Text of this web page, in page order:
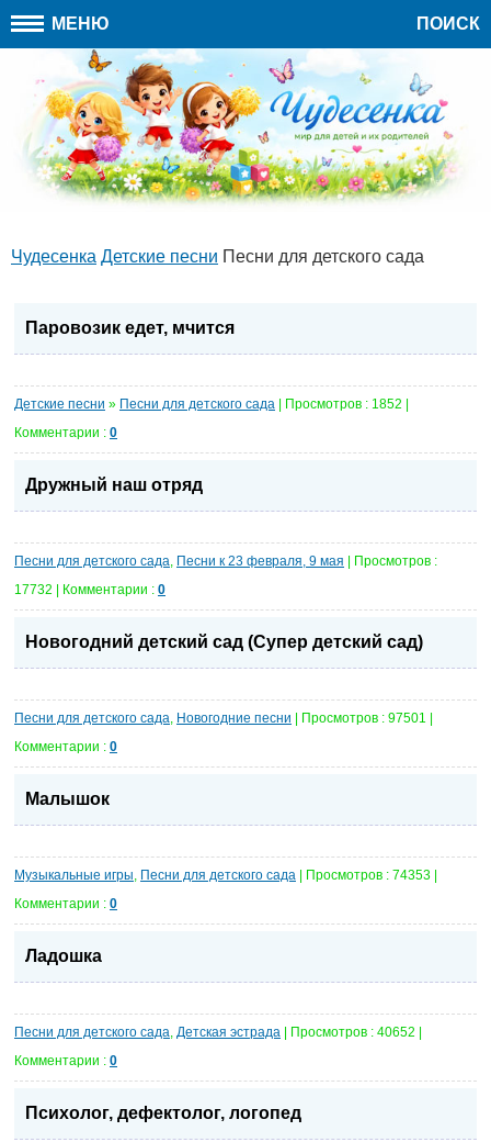
МЕНЮ ПОИСК
Чудесенка Детские песни Песни для детского сада
Паровозик едет, мчится
Детские песни » Песни для детского сада | Просмотров : 1852 |
Комментарии : 0
Дружный наш отряд
Песни для детского сада, Песни к 23 февраля, 9 мая | Просмотров :
17732 | Комментарии : 0
Новогодний детский сад (Супер детский сад)
Песни для детского сада, Новогодние песни | Просмотров : 97501 |
Комментарии : 0
Малышок
Музыкальные игры, Песни для детского сада | Просмотров : 74353 |
Комментарии : 0
Ладошка
Песни для детского сада, Детская эстрада | Просмотров : 40652 |
Комментарии : 0
Психолог, дефектолог, логопед